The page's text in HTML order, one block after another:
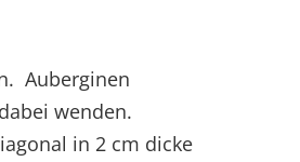
Auberginen
wenden.
in 2 cm dicke